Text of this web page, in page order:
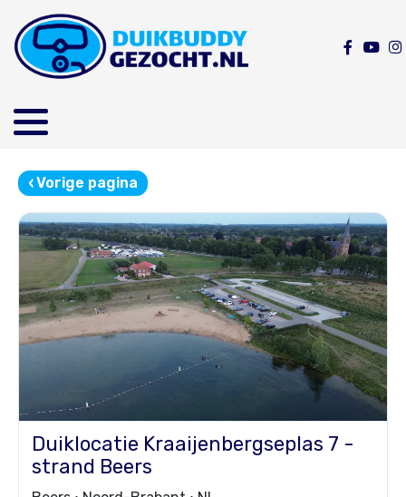
‹Vorige pagina
Duiklocatie Kraaijenbergseplas 7 -
strand Beers